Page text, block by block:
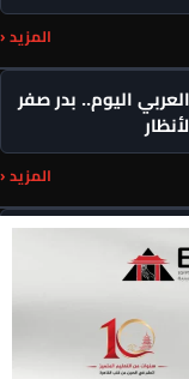
المزيد ‹
اليوم.. بدر صفر
المزيد ‹
مؤثرة ويدعو